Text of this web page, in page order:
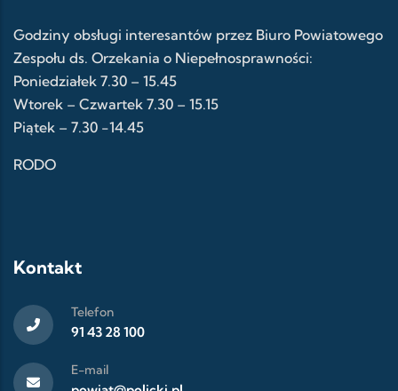
Godziny obsługi interesantów przez Biuro Powiatowego
Zespołu ds. Orzekania o Niepełnosprawności:
Poniedziałek 7.30 – 15.45
Wtorek – Czwartek 7.30 – 15.15
Piątek – 7.30 -14.45
RODO
Kontakt
Telefon
91 43 28 100
E-mail